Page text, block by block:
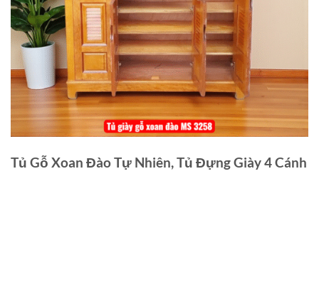
Tủ Gỗ Xoan Đào Tự Nhiên, Tủ Đựng Giày 4 Cánh